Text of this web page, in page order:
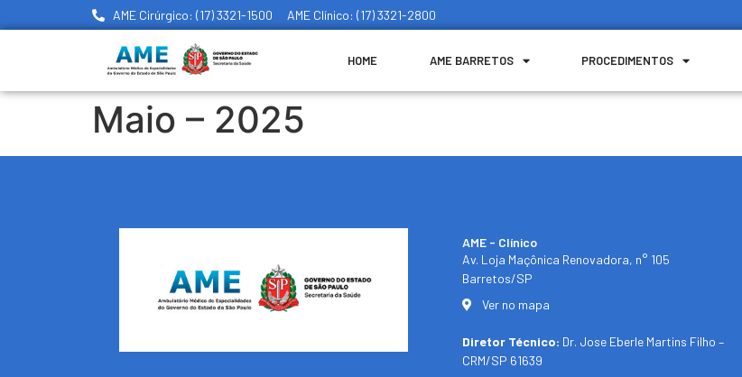
AME Cirúrgico: (17) 3321-1500 AME Clínico: (17) 3321-2800
HOME AME BARRETOS PROCEDIMENTOS
Maio – 2025
AME - Clínico​
Av. Loja Maçônica Renovadora, n° 105
Barretos/SP​
Ver no mapa
Diretor Técnico: Dr. Jose Eberle Martins Filho –
CRM/SP 61639